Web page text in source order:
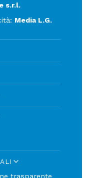
s.r.l.
Media L.G.
trasparente